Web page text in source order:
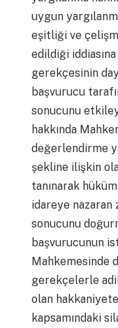
uygun
eşitliği ve
edildiği
gerekçesinin
başvurucu
sonucunu
hakkında
değerlendirme
şekline ilişkin
tanınarak
idareye nazaran
sonucunu
başvurucunun
Mahkemesinde
gerekçelerle adil
olan
kapsamındaki